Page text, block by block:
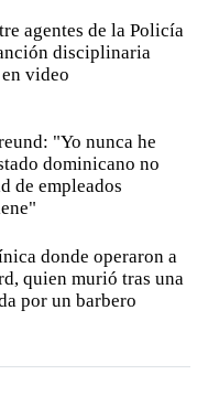
agentes de la Policía
disciplinaria
video
"Yo nunca he
dominicano no
de empleados
donde operaron a
quien murió tras una
por un barbero